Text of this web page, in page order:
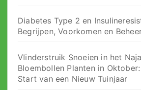
Diabetes Type 2 en
Begrijpen, Voorkomen en
Vlinderstruik Snoeien in het
Bloembollen Planten in
Start van een Nieuw Tuinjaar